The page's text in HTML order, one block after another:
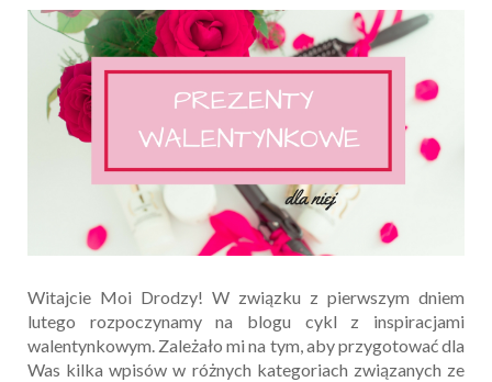
Witajcie Moi Drodzy! W związku z pierwszym dniem
lutego rozpoczynamy na blogu cykl z inspiracjami
walentynkowym. Zależało mi na tym, aby przygotować dla
Was kilka wpisów w różnych kategoriach związanych ze